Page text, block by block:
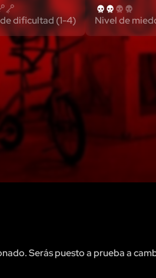
dificultad (1-4) Nivel de
Serás puesto a prueba a